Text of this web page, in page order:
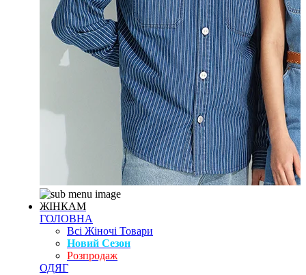
ЖІНКАМ
ГОЛОВНА
Всі Жіночі Товари
Новий Сезон
Розпродаж
ОДЯГ